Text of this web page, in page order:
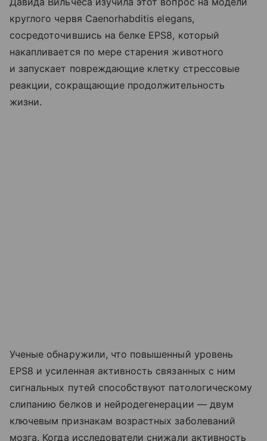
круглого червя Caenorhabditis elegans,
сосредоточившись на белке EPS8, который
накапливается по мере старения животного
и запускает повреждающие клетку стрессовые
реакции, сокращающие продолжительность
жизни.
Ученые обнаружили, что повышенный уровень
EPS8 и усиленная активность связанных с ним
сигнальных путей способствуют патологическому
слипанию белков и нейродегенерации — двум
ключевым признакам возрастных заболеваний
мозга. Когда исследователи снижали активность